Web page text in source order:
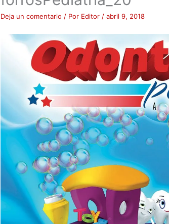
Deja un comentario / Por Editor / abril 9, 2018